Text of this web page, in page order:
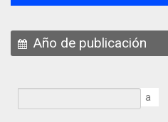
Año de publicación
a